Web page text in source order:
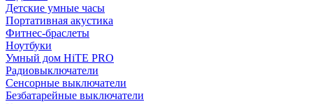
Детские умные часы
Портативная акустика
Фитнес-браслеты
Ноутбуки
Умный дом HiTE PRO
Радиовыключатели
Сенсорные выключатели
Безбатарейные выключатели